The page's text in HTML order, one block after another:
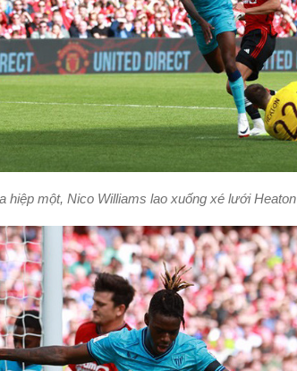
hiệp một, Nico Williams lao xuống xé lưới Heaton